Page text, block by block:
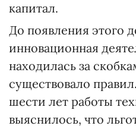
капитал.
До появления этого
инновационная
находилась за
существовало
шести лет работы
выяснилось, что